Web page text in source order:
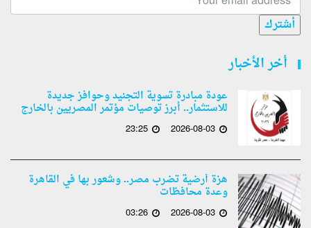
أشترك
أخر الأخبار
عودة مبادرة تسوية التجنيد وحوافز جديدة
للاستثمار.. أبرز توصيات مؤتمر المصريين بالخارج
2026-08-03
23:25
هزة أرضية تضرب مصر.. وشعور بها في القاهرة
وعدة محافظات
2026-08-03
03:26